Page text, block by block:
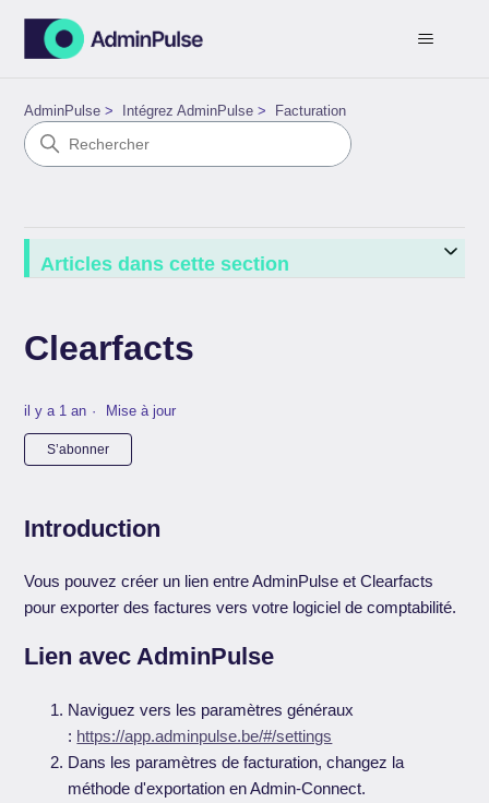
AdminPulse Intégrez AdminPulse Facturation
Articles dans cette section
Clearfacts
il y a 1 an Mise à jour
S’abonner
Introduction
Vous pouvez créer un lien entre AdminPulse et Clearfacts
pour exporter des factures vers votre logiciel de comptabilité.
Lien avec AdminPulse
Naviguez vers les paramètres généraux
: https://app.adminpulse.be/#/settings
Dans les paramètres de facturation, changez la
méthode d'exportation en Admin-Connect.